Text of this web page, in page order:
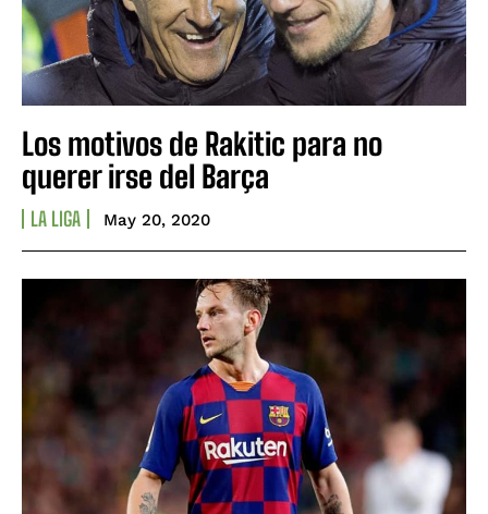
Los motivos de Rakitic para no
querer irse del Barça
LA LIGA May 20, 2020